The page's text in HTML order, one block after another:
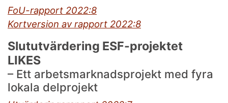
FoU-rapport 2022:8
Kortversion av rapport 2022:8
Slututvärdering ESF-projektet
LIKES
– Ett arbetsmarknadsprojekt med fyra
lokala delprojekt